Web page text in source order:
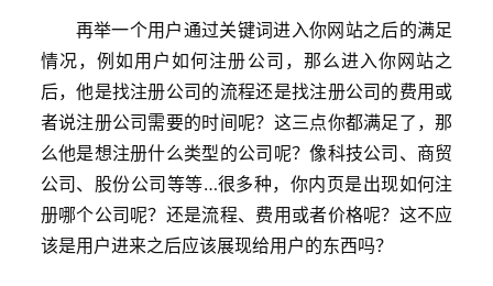
再举一个用户通过关键词进入你网站之后的满足
情况，例如用户如何注册公司，那么进入你网站之
后，他是找注册公司的流程还是找注册公司的费用或
者说注册公司需要的时间呢？这三点你都满足了，那
么他是想注册什么类型的公司呢？像科技公司、商贸
公司、股份公司等等…很多种，你内页是出现如何注
册哪个公司呢？还是流程、费用或者价格呢？这不应
该是用户进来之后应该展现给用户的东西吗？